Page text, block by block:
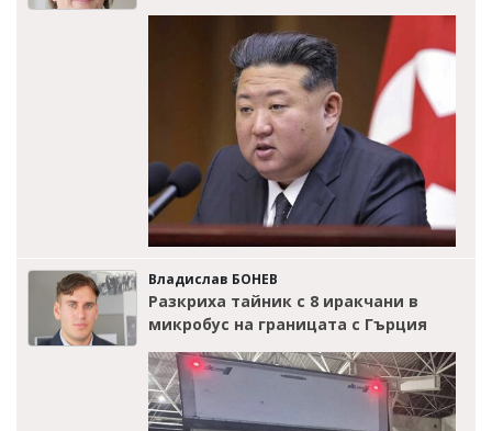
Владислав БОНЕВ
Разкриха тайник с 8 иракчани в
микробус на границата с Гърция